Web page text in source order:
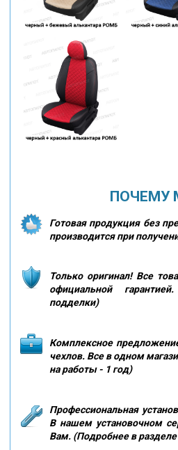
ПОЧЕМУ
Готовая продукция без
производится при
Только оригинал! Все
официальной
подделки)
Комплексное
чехлов. Все в одном
на работы - 1 год)
Профессиональная
В нашем установочном
Вам. (Подробнее в разделе